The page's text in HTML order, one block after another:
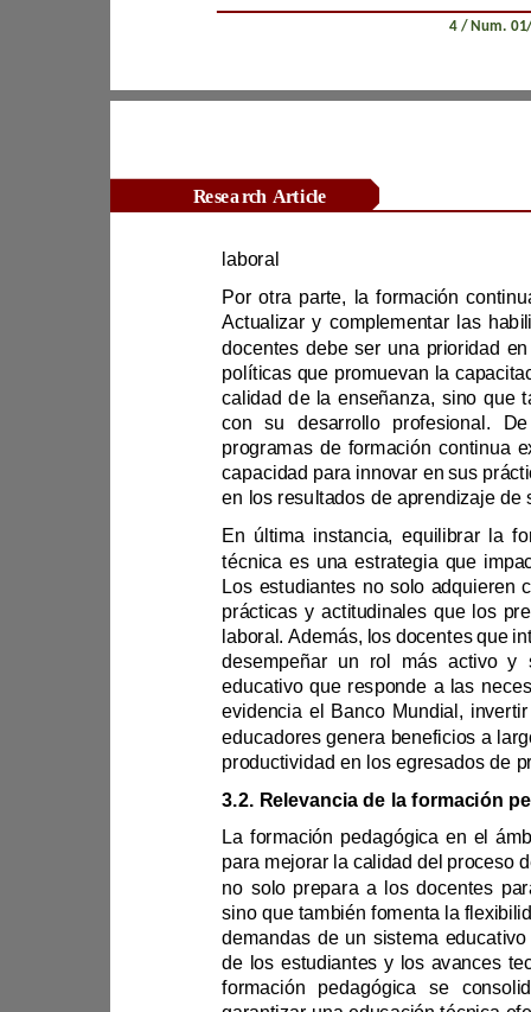
Revista Científica Zambos / Vol. 04
Research Article
laboral
políticas qu
programas de formación co
prácticas
educativo que res
productividad en los egres